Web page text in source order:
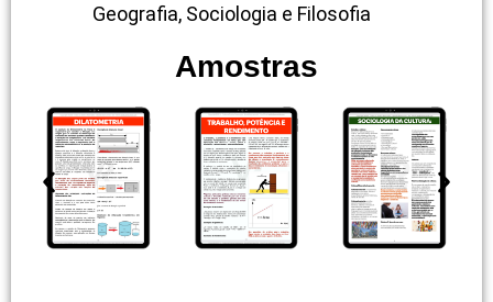
Geografia, Sociologia e Filosofia
Amostras